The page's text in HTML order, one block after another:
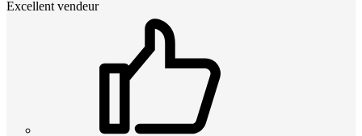
Excellent vendeur